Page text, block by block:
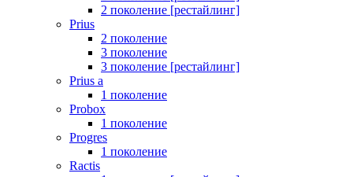
2 поколение [рестайлинг]
Prius
2 поколение
3 поколение
3 поколение [рестайлинг]
Prius a
1 поколение
Probox
1 поколение
Progres
1 поколение
Ractis